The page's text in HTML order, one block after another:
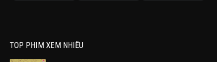
TOP PHIM XEM NHIỀU